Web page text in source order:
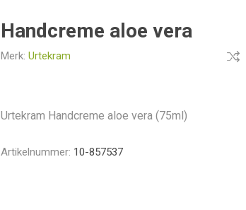
Handcreme aloe vera
Merk: Urtekram
Urtekram Handcreme aloe vera (75ml)
Artikelnummer: 10-857537